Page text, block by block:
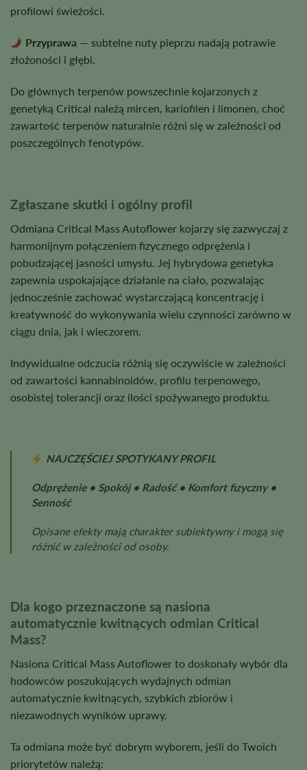
profilowi świeżości.
Przyprawa — subtelne nuty pieprzu nadają potrawie
złożoności i głębi.
Do głównych terpenów powszechnie kojarzonych z
genetyką Critical należą mircen, kariofilen i limonen, choć
zawartość terpenów naturalnie różni się w zależności od
poszczególnych fenotypów.
Zgłaszane skutki i ogólny profil
Odmiana Critical Mass Autoflower kojarzy się zazwyczaj z
harmonijnym połączeniem fizycznego odprężenia i
pobudzającej jasności umysłu. Jej hybrydowa genetyka
zapewnia uspokajające działanie na ciało, pozwalając
jednocześnie zachować wystarczającą koncentrację i
kreatywność do wykonywania wielu czynności zarówno w
ciągu dnia, jak i wieczorem.
Indywidualne odczucia różnią się oczywiście w zależności
od zawartości kannabinoidów, profilu terpenowego,
osobistej tolerancji oraz ilości spożywanego produktu.
NAJCZĘŚCIEJ SPOTYKANY PROFIL
Odprężenie • Spokój • Radość • Komfort fizyczny •
Senność
Opisane efekty mają charakter subiektywny i mogą się
różnić w zależności od osoby.
Dla kogo przeznaczone są nasiona
automatycznie kwitnących odmian Critical
Mass?
Nasiona Critical Mass Autoflower to doskonały wybór dla
hodowców poszukujących wydajnych odmian
automatycznie kwitnących, szybkich zbiorów i
niezawodnych wyników uprawy.
Ta odmiana może być dobrym wyborem, jeśli do Twoich
priorytetów należą: